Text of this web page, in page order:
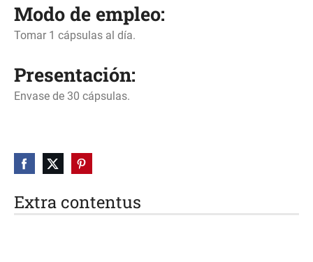
Extra contentus
Modo de empleo:
Tomar 1 cápsulas al día.
Presentación:
Envase de 30 cápsulas.